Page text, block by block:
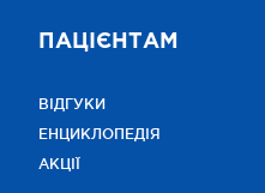
ПАЦІЄНТАМ
ВІДГУКИ
ЕНЦИКЛОПЕДІЯ
АКЦІЇ